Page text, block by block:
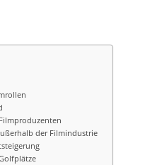
der Filmindustrie